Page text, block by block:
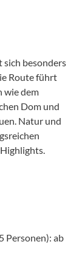
sich besonders
Route führt
wie dem
Dom und
Natur und
Personen): ab